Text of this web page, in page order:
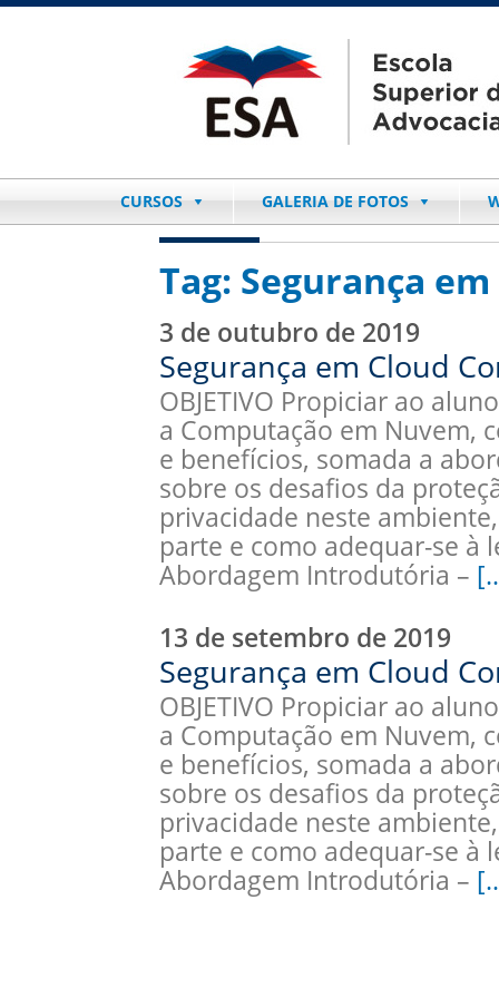
CURSOS GALERIA DE FOTOS
Tag: Segurança
3 de outubro de 2019
Segurança em Cloud
OBJETIVO Propiciar ao
a Computação em Nuvem,
e benefícios, somada a
sobre os desafios da
privacidade neste
parte e como adequar-se à
Abordagem Introdutória –
13 de setembro de 2019
Segurança em Cloud
OBJETIVO Propiciar ao
a Computação em Nuvem,
e benefícios, somada a
sobre os desafios da
privacidade neste
parte e como adequar-se à
Abordagem Introdutória –